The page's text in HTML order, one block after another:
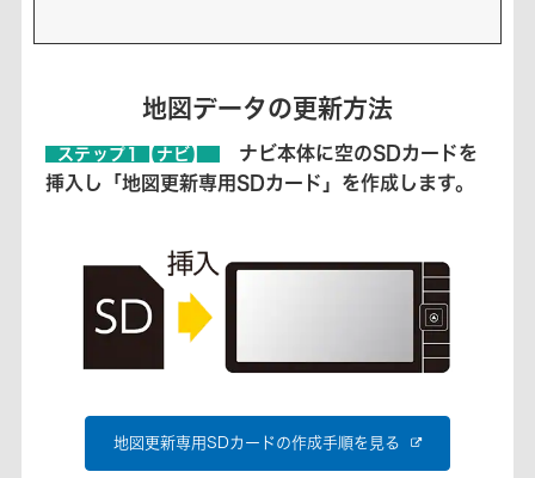
地図データの更新方法
ステップ1【ナビ】
ナビ本体に空のSDカードを
挿入し「地図更新専用SDカード」を作成します。
地図更新専用SDカードの作成手順を見る